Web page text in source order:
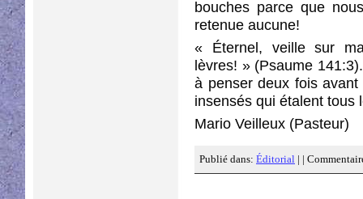
bouches parce que
retenue aucune!
« Éternel, veille sur
lèvres! » (Psaume
à penser deux fois avant
insensés qui étalent tous
Mario Veilleux (Pasteur)
Publié dans: Éditorial | |